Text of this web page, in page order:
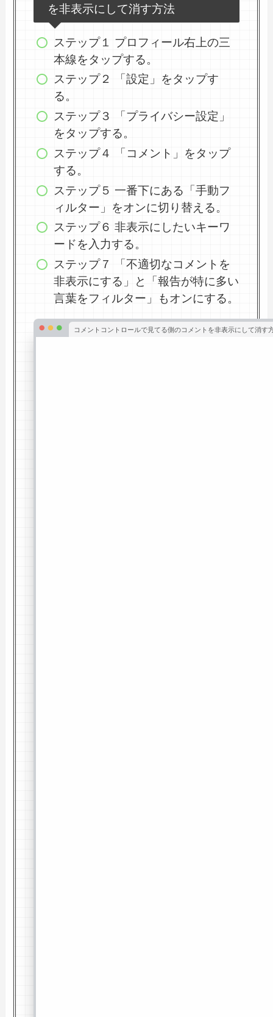
を非表示にして消す方法
ステップ１ プロフィール右上の三
本線をタップする。
ステップ２ 「設定」をタップす
る。
ステップ３ 「プライバシー設定」
をタップする。
ステップ４ 「コメント」をタップ
する。
ステップ５ 一番下にある「手動フ
ィルター」をオンに切り替える。
ステップ６ 非表示にしたいキーワ
ードを入力する。
ステップ７ 「不適切なコメントを
非表示にする」と「報告が特に多い
言葉をフィルター」もオンにする。
コメントコントロールで見てる側のコメントを非表示にして消す